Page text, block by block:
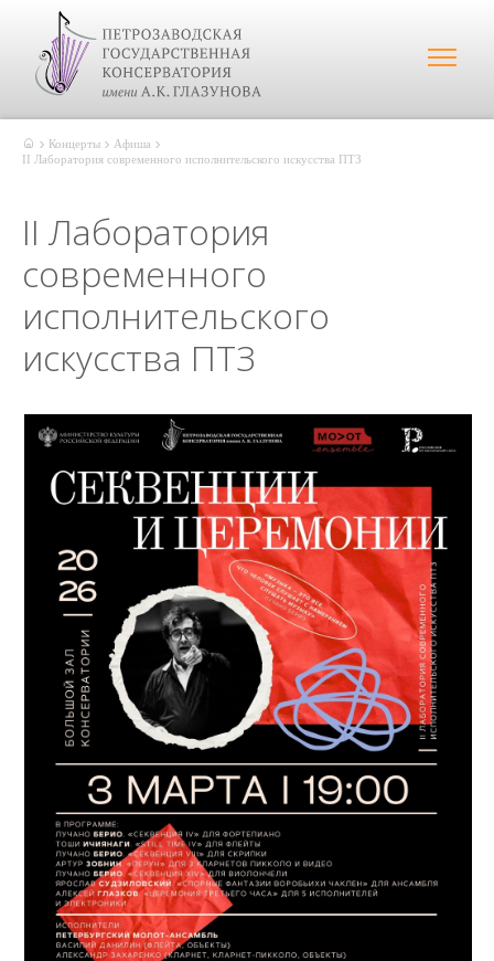
Концерты
Афиша
II Лаборатория современного исполнительского искусства ПТЗ
II Лаборатория
современного
исполнительского
искусства ПТЗ